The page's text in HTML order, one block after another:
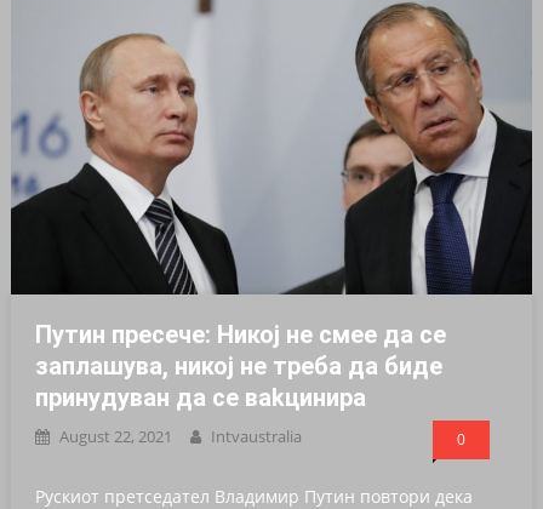
Путин пpeceче: Никој нe смeе да се
зaплашува, никој не треба да биде
пpинyдуван да се ваkцинира
August 22, 2021 Intvaustralia 0
Рускиот претседател Владимир Путин повтори дека